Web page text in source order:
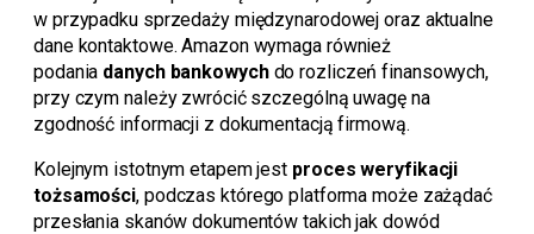
w przypadku sprzedaży międzynarodowej oraz aktualne
dane kontaktowe. Amazon wymaga również
podania danych bankowychdo rozliczeń finansowych,
przy czym należy zwrócić szczególną uwagę na
zgodność informacji z dokumentacją firmową.
Kolejnym istotnym etapem jest proces weryfikacji
tożsamości, podczas którego platforma może zażądać
przesłania skanów dokumentów takich jak dowód